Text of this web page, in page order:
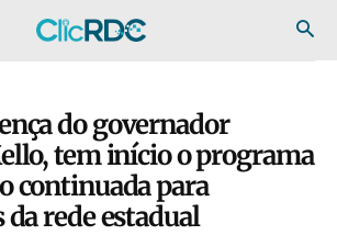
do governador
tem início o programa
continuada para
rede estadual